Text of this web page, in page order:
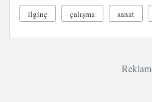
ilginç çalışma sanat
Reklam